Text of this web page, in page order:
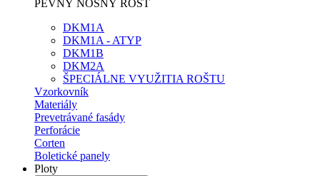
PEVNÝ NOSNÝ ROŠT
DKM1A
DKM1A - ATYP
DKM1B
DKM2A
ŠPECIÁLNE VYUŽITIA ROŠTU
Vzorkovník
Materiály
Prevetrávané fasády
Perforácie
Corten
Boletické panely
Ploty